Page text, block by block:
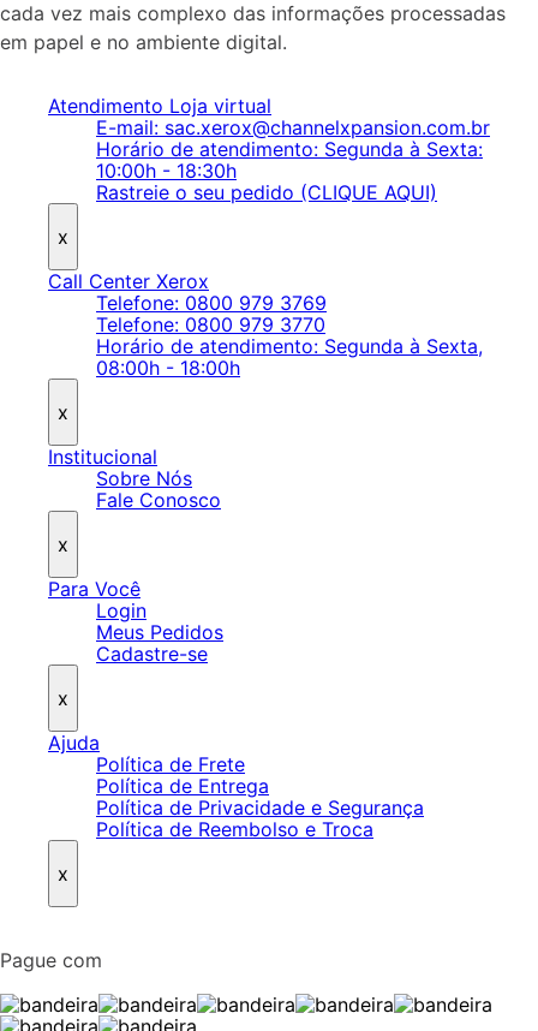
cada vez mais complexo das informações processadas
em papel e no ambiente digital.
Atendimento Loja virtual
E-mail: sac.xerox@channelxpansion.com.br
Horário de atendimento: Segunda à Sexta:
10:00h - 18:30h
Rastreie o seu pedido (CLIQUE AQUI)
x
Call Center Xerox
Telefone: 0800 979 3769
Telefone: 0800 979 3770
Horário de atendimento: Segunda à Sexta,
08:00h - 18:00h
x
Institucional
Sobre Nós
Fale Conosco
x
Para Você
Login
Meus Pedidos
Cadastre-se
x
Ajuda
Política de Frete
Política de Entrega
Política de Privacidade e Segurança
Política de Reembolso e Troca
x
Pague com